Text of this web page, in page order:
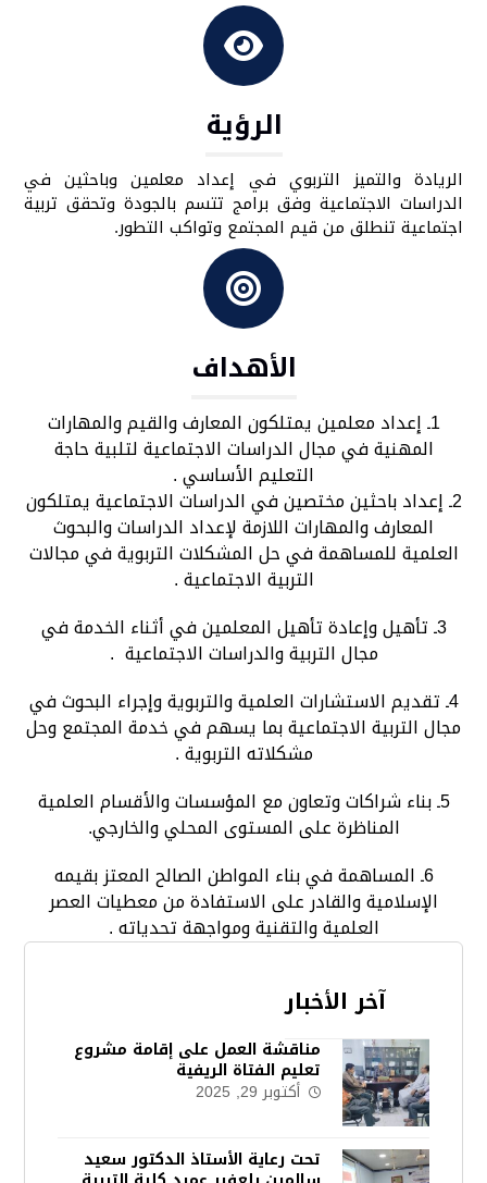
الرؤية
الريادة والتميز التربوي في إعداد معلمين وباحثين في
الدراسات الاجتماعية وفق برامج تتسم بالجودة وتحقق تربية
اجتماعية تنطلق من قيم المجتمع وتواكب التطور.
الأهداف
1ـ إعداد معلمين يمتلكون المعارف والقيم والمهارات
المهنية في مجال الدراسات الاجتماعية لتلبية حاجة
التعليم الأساسي .
2ـ إعداد باحثين مختصين في الدراسات الاجتماعية يمتلكون
المعارف والمهارات اللازمة لإعداد الدراسات والبحوث
العلمية للمساهمة في حل المشكلات التربوية في مجالات
التربية الاجتماعية .
3ـ تأهيل وإعادة تأهيل المعلمين في أثناء الخدمة في
مجال التربية والدراسات الاجتماعية .
4ـ تقديم الاستشارات العلمية والتربوية وإجراء البحوث في
مجال التربية الاجتماعية بما يسهم في خدمة المجتمع وحل
مشكلاته التربوية .
5ـ بناء شراكات وتعاون مع المؤسسات والأقسام العلمية
المناظرة على المستوى المحلي والخارجي.
6ـ المساهمة في بناء المواطن الصالح المعتز بقيمه
الإسلامية والقادر على الاستفادة من معطيات العصر
العلمية والتقنية ومواجهة تحدياته .
آخر الأخبار
مناقشة العمل على إقامة مشروع
تعليم الفتاة الريفية
أكتوبر 29, 2025
تحت رعاية الأستاذ الدكتور سعيد